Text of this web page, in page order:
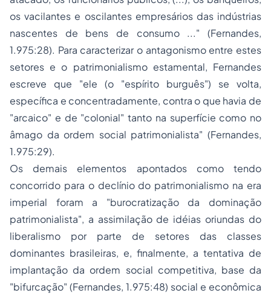
os vacilantes e oscilantes empresários das indústrias
nascentes de bens de consumo ..." (Fernandes,
1.975:28). Para caracterizar o antagonismo entre estes
setores e o patrimonialismo estamental, Fernandes
escreve que "ele (o "espírito burguês") se volta,
específica e concentradamente, contra o que havia de
"arcaico" e de "colonial" tanto na superfície como no
âmago da ordem social patrimonialista" (Fernandes,
1.975:29).
Os demais elementos apontados como tendo
concorrido para o declínio do patrimonialismo na era
imperial foram a "burocratização da dominação
patrimonialista", a assimilação de idéias oriundas do
liberalismo por parte de setores das classes
dominantes brasileiras, e, finalmente, a tentativa de
implantação da ordem social competitiva, base da
"bifurcação" (Fernandes, 1.975:48) social e econômica